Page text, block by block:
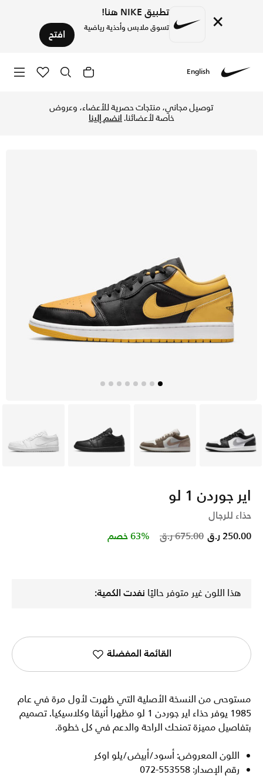
× تطبيق NIKE هنا!
تسوق ملابس وأحذية رياضية افتح
English
توصيل مجاني، منتجات حصرية للأعضاء، وعروض
خاصة لأعضائنا.انضم إلينا
رمادي رمادي أسود أبيض
اير جوردن 1 لو
حذاء للرجال
Price reduced from
675.00 ر.ق to 250.00 ر.ق 63% خصم
هذا اللون غير متوفر حاليًا نفدت الكمية:
القائمة المفضلة
مستوحى من النسخة الأصلية التي ظهرت لأول مرة في عام
1985 يوفر حذاء اير جوردن 1 لو مظهرا أنيقا وكلاسيكيا. تصميم
بتفاصيل مميزة تمنحك الراحة والدعم في كل خطوة.
اللون المعروض: أسود/أبيض/يلو اوكر
رقم الإصدار: 553558-072